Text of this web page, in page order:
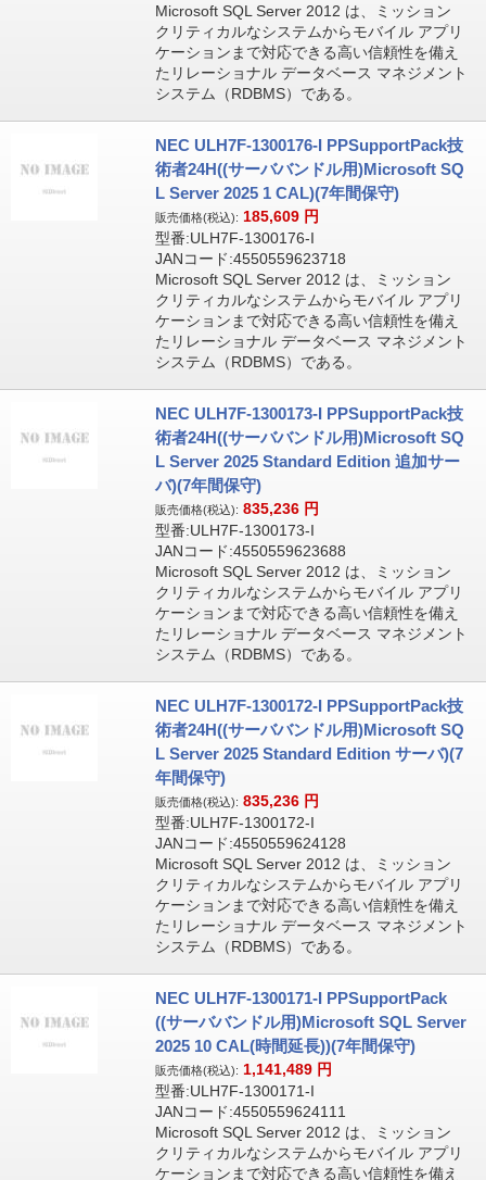
Microsoft SQL Server 2012 は、ミッション
クリティカルなシステムからモバイル アプリ
ケーションまで対応できる高い信頼性を備え
たリレーショナル データベース マネジメント
システム（RDBMS）である。
NEC ULH7F-1300176-I PPSupportPack技
術者24H((サーババンドル用)Microsoft SQ
L Server 2025 1 CAL)(7年間保守)
販売価格(税込): 185,609 円
型番:ULH7F-1300176-I
JANコード:4550559623718
Microsoft SQL Server 2012 は、ミッション
クリティカルなシステムからモバイル アプリ
ケーションまで対応できる高い信頼性を備え
たリレーショナル データベース マネジメント
システム（RDBMS）である。
NEC ULH7F-1300173-I PPSupportPack技
術者24H((サーババンドル用)Microsoft SQ
L Server 2025 Standard Edition 追加サー
バ)(7年間保守)
販売価格(税込): 835,236 円
型番:ULH7F-1300173-I
JANコード:4550559623688
Microsoft SQL Server 2012 は、ミッション
クリティカルなシステムからモバイル アプリ
ケーションまで対応できる高い信頼性を備え
たリレーショナル データベース マネジメント
システム（RDBMS）である。
NEC ULH7F-1300172-I PPSupportPack技
術者24H((サーババンドル用)Microsoft SQ
L Server 2025 Standard Edition サーバ)(7
年間保守)
販売価格(税込): 835,236 円
型番:ULH7F-1300172-I
JANコード:4550559624128
Microsoft SQL Server 2012 は、ミッション
クリティカルなシステムからモバイル アプリ
ケーションまで対応できる高い信頼性を備え
たリレーショナル データベース マネジメント
システム（RDBMS）である。
NEC ULH7F-1300171-I PPSupportPack
((サーババンドル用)Microsoft SQL Server
2025 10 CAL(時間延長))(7年間保守)
販売価格(税込): 1,141,489 円
型番:ULH7F-1300171-I
JANコード:4550559624111
Microsoft SQL Server 2012 は、ミッション
クリティカルなシステムからモバイル アプリ
ケーションまで対応できる高い信頼性を備え